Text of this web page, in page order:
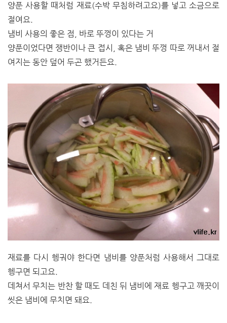
양푼 사용할 때처럼 재료(수박 무침하려고요)를 넣고 소금으로
절여요.
냄비 사용의 좋은 점, 바로 뚜껑이 있다는 거
양푼이었다면 쟁반이나 큰 접시, 혹은 냄비 뚜껑 따로 꺼내서 절
여지는 동안 덮어 두곤 했거든요.
재료를 다시 헹궈야 한다면 냄비를 양푼처럼 사용해서 그대로
헹구면 되고요.
데쳐서 무치는 반찬 할 때도 데친 뒤 냄비에 재료 헹구고 깨끗이
씻은 냄비에 무치면 돼요.